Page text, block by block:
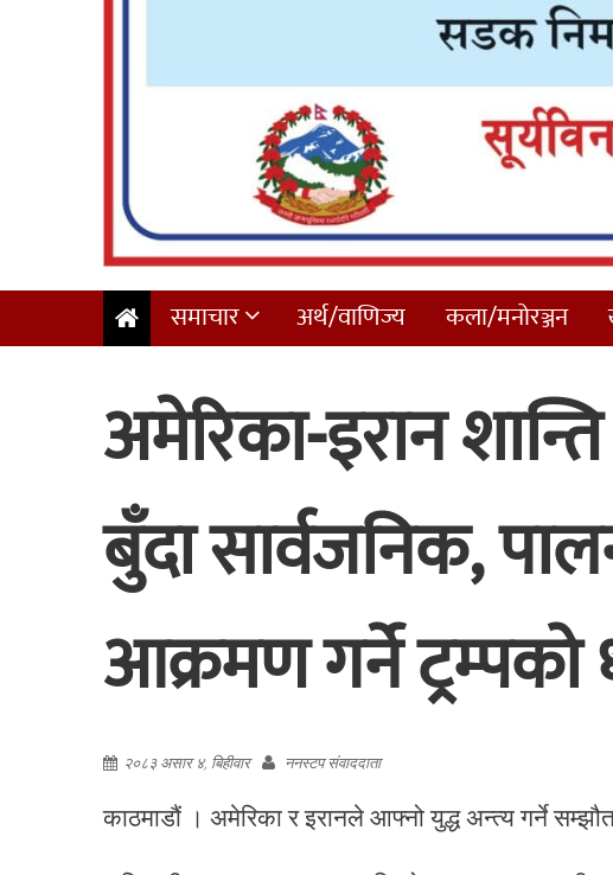
समाचार अर्थ/वाणिज्य कला/मनोरञ्जन
अमेरिका-इरान
बुँदा सार्वजनिक,
आक्रमण गर्ने ट्रम्पको
२०८३ असार ४, बिहीवार ननस्टप संवाददाता
काठमाडौं । अमेरिका र इरानले आफ्नो युद्ध अन्त्य गर्ने